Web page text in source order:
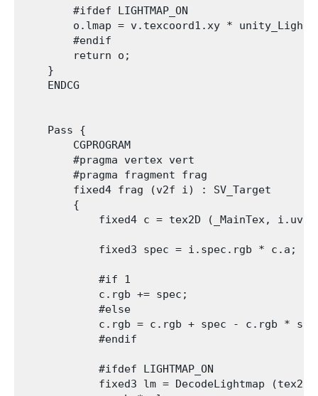
        #ifdef LIGHTMAP_ON
o.lmap = v.texcoord1.xy *
        #endif
        return o;
    }
    ENDCG
    Pass {
        CGPROGRAM
        #pragma vertex vert
        #pragma fragment frag
        fixed4 frag (v2f i) : SV_Target
        {
            fixed4 c = tex2D (_MainTex, i.uv);
            fixed3 spec = i.spec.rgb * c.a;
            #if 1
            c.rgb += spec;
            #else
c.rgb = c.rgb + spec - c.rgb *
            #endif
            #ifdef LIGHTMAP_ON
fixed3 lm = DecodeLightmap